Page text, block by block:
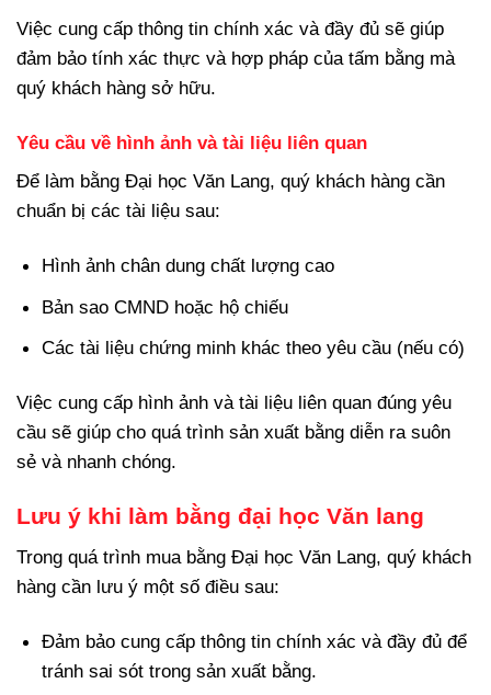
Việc cung cấp thông tin chính xác và đầy đủ sẽ giúp
đảm bảo tính xác thực và hợp pháp của tấm bằng mà
quý khách hàng sở hữu.
Yêu cầu về hình ảnh và tài liệu liên quan
Để làm bằng Đại học Văn Lang, quý khách hàng cần
chuẩn bị các tài liệu sau:
Hình ảnh chân dung chất lượng cao
Bản sao CMND hoặc hộ chiếu
Các tài liệu chứng minh khác theo yêu cầu (nếu có)
Việc cung cấp hình ảnh và tài liệu liên quan đúng yêu
cầu sẽ giúp cho quá trình sản xuất bằng diễn ra suôn
sẻ và nhanh chóng.
Lưu ý khi làm bằng đại học Văn lang
Trong quá trình mua bằng Đại học Văn Lang, quý khách
hàng cần lưu ý một số điều sau:
Đảm bảo cung cấp thông tin chính xác và đầy đủ để
tránh sai sót trong sản xuất bằng.